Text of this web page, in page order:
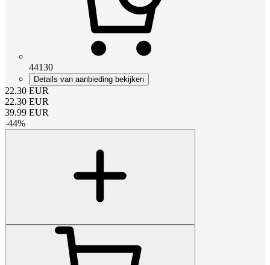
44130
Details van aanbieding bekijken
22.30 EUR
22.30 EUR
39.99 EUR
-44%